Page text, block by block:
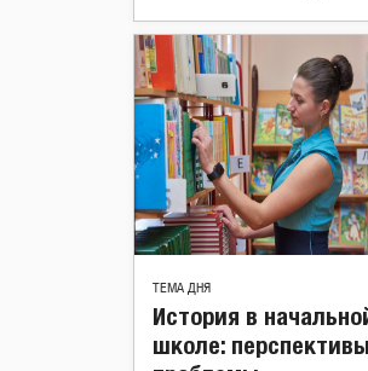
ТЕМА ДНЯ
История в
школе: